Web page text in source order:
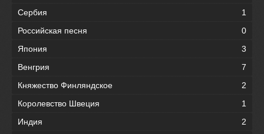
Сербия
1
Российская песня
0
Япония
3
Венгрия
7
Княжество Финляндское
2
Королевство Швеция
1
Индия
2